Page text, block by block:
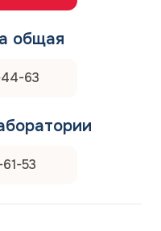
общая
63
53